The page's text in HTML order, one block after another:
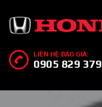
LIÊN HỆ BÁO GIÁ:
0905 829 379